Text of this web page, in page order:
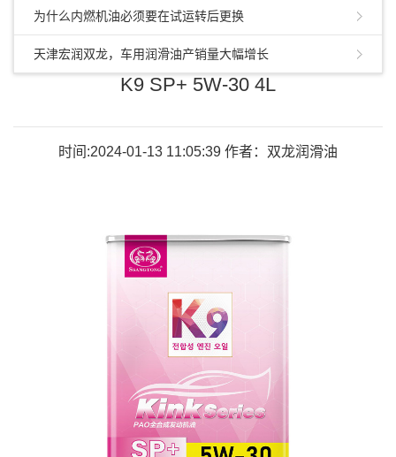
为什么内燃机油必须要在试运转后更换
天津宏润双龙，车用润滑油产销量大幅增长
K9 SP+ 5W-30 4L
时间:2024-01-13 11:05:39 作者：双龙润滑油